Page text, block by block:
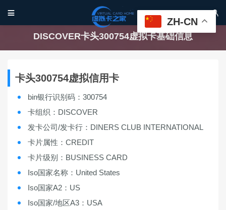
 
DISCOVER卡头300754虚拟卡基础信息
卡头300754虚拟信用卡
bin银行识别码：300754
卡组织：DISCOVER
发卡公司/发卡行：DINERS CLUB INTERNATIONAL
卡片属性：CREDIT
卡片级别：BUSINESS CARD
Iso国家名称：United States
Iso国家A2：US
Iso国家/地区A3：USA
ZH-CN